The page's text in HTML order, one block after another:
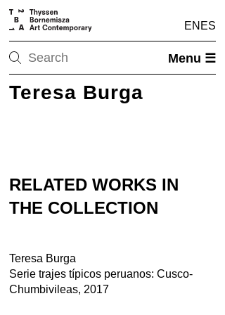
EN ES
Menu ☰
Teresa Burga
RELATED WORKS IN
THE COLLECTION
Teresa Burga
Serie trajes típicos peruanos: Cusco-
Chumbivileas, 2017